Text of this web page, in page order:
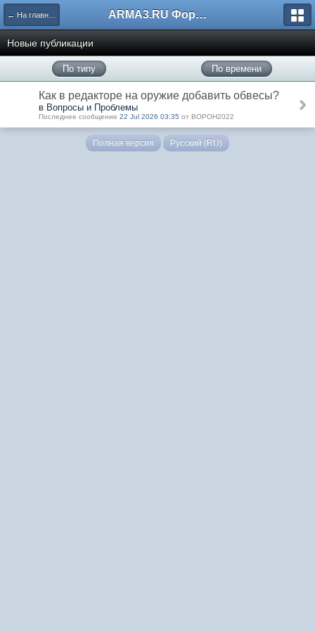
← На главную ARMA3.RU Форум
Новые публикации
По типу По времени
Как в редакторе на оружие добавить обвесы?
в Вопросы и Проблемы
Последнее сообщение 22 Jul 2026 03:35 от BOPOH2022
Полная версия Русский (RU)